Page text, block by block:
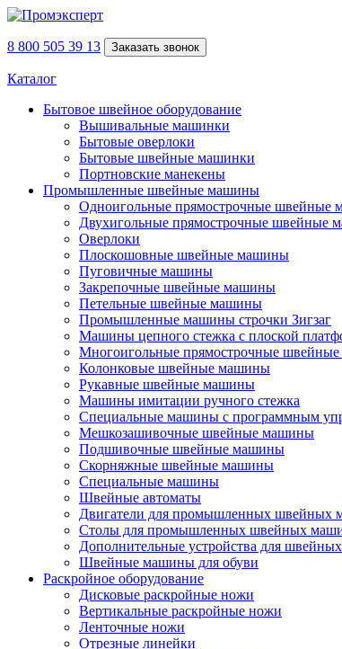
8 800 505 39 13 Заказать звонок
Каталог
Бытовое швейное оборудование
Вышивальные машинки
Бытовые оверлоки
Бытовые швейные машинки
Портновские манекены
Промышленные швейные машины
Одноигольные прямострочные швейные
Двухигольные прямострочные швейные
Оверлоки
Плоскошовные швейные машины
Пуговичные машины
Закрепочные швейные машины
Петельные швейные машины
Промышленные машины строчки Зигзаг
Машины цепного стежка с плоской
Многоигольные прямострочные
Колонковые швейные машины
Рукавные швейные машины
Машины имитации ручного стежка
Специальные машины с программным
Мешкозашивочные швейные машины
Подшивочные швейные машины
Скорняжные швейные машины
Специальные машины
Швейные автоматы
Двигатели для промышленных швейных
Столы для промышленных швейных
Дополнительные устройства для
Швейные машины для обуви
Раскройное оборудование
Дисковые раскройные ножи
Вертикальные раскройные ножи
Ленточные ножи
Отрезные линейки